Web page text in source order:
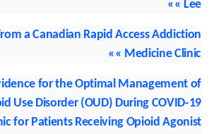
Lee
»»
a Canadian Rapid Access Addiction
Medicine Clinic »»
for the Optimal Management of
Use Disorder (OUD) During COVID-19
for Patients Receiving Opioid Agonist